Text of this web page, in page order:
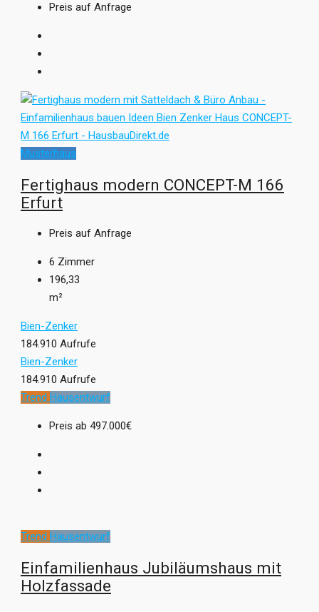
Preis auf Anfrage
Musterhaus
Fertighaus modern CONCEPT-M 166
Erfurt
Preis auf Anfrage
6 Zimmer
196,33
m²
Bien-Zenker
184.910 Aufrufe
Bien-Zenker
184.910 Aufrufe
Trend Hausentwurf
Preis ab 497.000€
Trend Hausentwurf
Einfamilienhaus Jubiläumshaus mit
Holzfassade